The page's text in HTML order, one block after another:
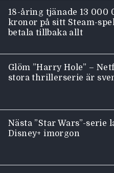
18-åring tjänade 13 000
kronor på sitt Steam-
betala tillbaka allt
Glöm ”Harry Hole” –
stora thrillerserie är
Nästa ”Star Wars”-serie
Disney+ imorgon